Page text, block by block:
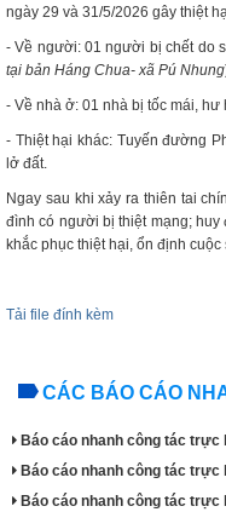
ngày 29 và 31/5/2026 gây thiệt
- Về người: 01 người bị chết do
tại bản Háng Chua- xã Pú Nhung
- Về nhà ở: 01 nhà bị tốc mái, hư
- Thiệt hại khác: Tuyến đường
lở đất.
Ngay sau khi xảy ra thiên tai
đình có người bị thiệt mạng;
khắc phục thiệt hại, ổn định cuộc
Tải file đính kèm
CÁC BÁO CÁO
Báo cáo nhanh công tác trực
Báo cáo nhanh công tác trực
Báo cáo nhanh công tác trực